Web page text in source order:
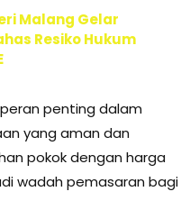
Malang Gelar
Resiko Hukum
penting dalam
yang aman dan
pokok dengan harga
wadah pemasaran bagi